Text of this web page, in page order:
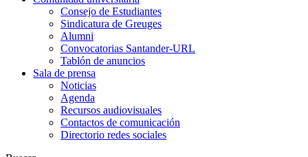
Consejo de Estudiantes
Sindicatura de Greuges
Alumni
Convocatorias Santander-URL
Tablón de anuncios
Sala de prensa
Noticias
Agenda
Recursos audiovisuales
Contactos de comunicación
Directorio redes sociales